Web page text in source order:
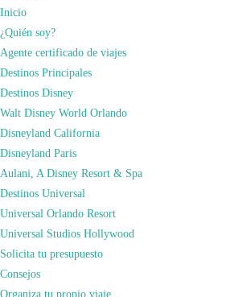
Inicio
¿Quién soy?
Agente certificado de viajes
Destinos Principales
Destinos Disney
Walt Disney World Orlando
Disneyland California
Disneyland Paris
Aulani, A Disney Resort & Spa
Destinos Universal
Universal Orlando Resort
Universal Studios Hollywood
Solicita tu presupuesto
Consejos
Organiza tu propio viaje
• Sobre el hecho de que compañía escoger he
American Airlines, la desaparecida USAirwais,
Delta… y todas cumplen un patrón. Todas ellas
mínimos de limpieza, calidad y seguridad. Forman
muy competitivas y eso genera confianza. Por lo
que anteriormente he citado, puedo coger